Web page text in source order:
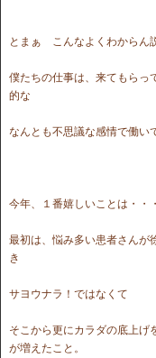
とまぁ こんなよくわからん
僕たちの仕事は、来てもらっ
的な
なんとも不思議な感情で働い
今年、１番嬉しいことは・・・
最初は、悩み多い患者さんが
き
サヨウナラ！ではなくて
そこから更にカラダの底上げ
が増えたこと。